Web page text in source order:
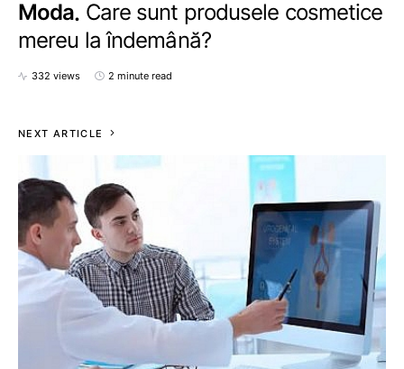
Moda Care sunt produsele cosmetice
mereu la îndemână?
332 views 2 minute read
NEXT ARTICLE